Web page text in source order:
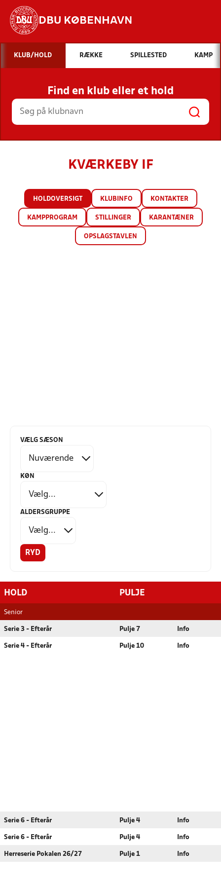
DBU KØBENHAVN
Hvad vil du søge efter?
INDHOLD OG NYHEDER
STILLINGER, RESULTATER, KLUBBER OG
HOLD
KLUB/HOLD RÆKKE SPILLESTED KAMP
Find en klub eller et hold
KVÆRKEBY IF
HOLDOVERSIGT KLUBINFO KONTAKTER
KAMPPROGRAM STILLINGER KARANTÆNER
OPSLAGSTAVLEN
VÆLG SÆSON
KØN
ALDERSGRUPPE
RYD
HOLD PULJE
Senior
Serie 3 - Efterår Pulje 7 Info
Serie 4 - Efterår Pulje 10 Info
Serie 6 - Efterår Pulje 4 Info
Serie 6 - Efterår Pulje 4 Info
Herreserie Pokalen 26/27 Pulje 1 Info